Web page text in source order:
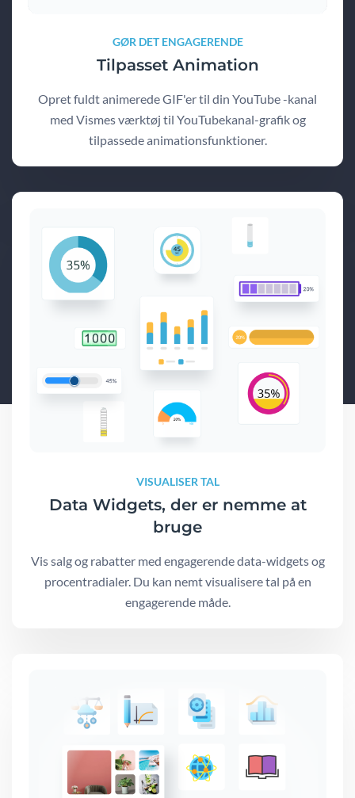
GØR DET ENGAGERENDE
Tilpasset Animation
Opret fuldt animerede GIF'er til din YouTube -kanal
med Vismes værktøj til YouTubekanal-grafik og
tilpassede animationsfunktioner.
VISUALISER TAL
Data Widgets, der er nemme at
bruge
Vis salg og rabatter med engagerende data-widgets og
procentradialer. Du kan nemt visualisere tal på en
engagerende måde.